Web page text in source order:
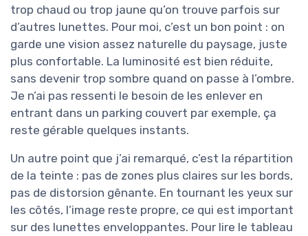
trop chaud ou trop jaune qu’on trouve parfois sur
d’autres lunettes. Pour moi, c’est un bon point : on
garde une vision assez naturelle du paysage, juste
plus confortable. La luminosité est bien réduite,
sans devenir trop sombre quand on passe à l’ombre.
Je n’ai pas ressenti le besoin de les enlever en
entrant dans un parking couvert par exemple, ça
reste gérable quelques instants.
Un autre point que j’ai remarqué, c’est la répartition
de la teinte : pas de zones plus claires sur les bords,
pas de distorsion gênante. En tournant les yeux sur
les côtés, l’image reste propre, ce qui est important
sur des lunettes enveloppantes. Pour lire le tableau